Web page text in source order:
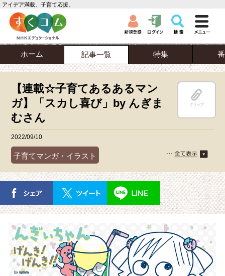
アイデア満載、子育て応援。
ホーム 記事一覧 特集
【連載☆子育てあるあるマン
ガ】「スカし喜び」by んぎま
むさん
クリップ
2022/09/10
子育てマンガ・イラスト